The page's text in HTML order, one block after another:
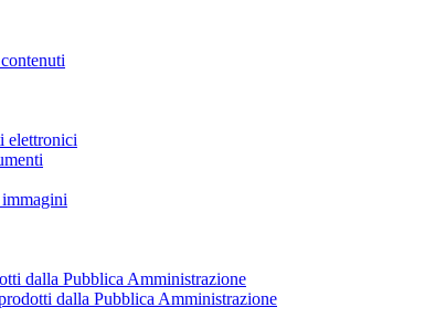
elettronici
dalla Pubblica Amministrazione
dalla Pubblica Amministrazione